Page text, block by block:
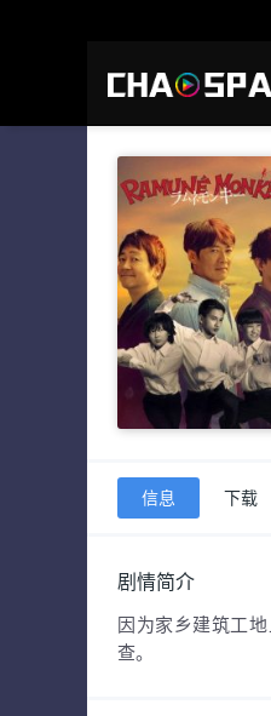
信息 下载
剧情简介
因为家乡建筑工
查。